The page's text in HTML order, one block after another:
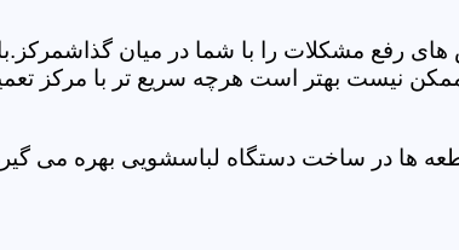
رفع مشکلات را با شما در میان گذاشمرکز.با
نیست بهتر است هرچه سریع تر با مرکز
ها در ساخت دستگاه لباسشویی بهره می